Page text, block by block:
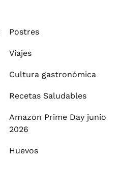
Postres
Viajes
Cultura gastronómica
Recetas Saludables
Amazon Prime Day junio
2026
Huevos